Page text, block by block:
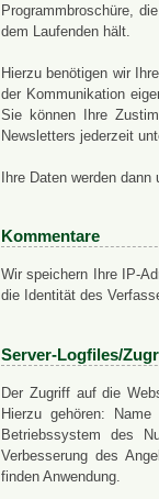
Programmbroschüre,
dem Laufenden hält.
Hierzu benötigen wir
der Kommunikation
Sie können Ihre
Newsletters jederzeit
Ihre Daten werden
Kommentare
Wir speichern Ihre IP-
die Identität des
Server-Logfiles/
Der Zugriff auf die
Hierzu gehören:
Betriebssystem des
Verbesserung des
finden Anwendung.